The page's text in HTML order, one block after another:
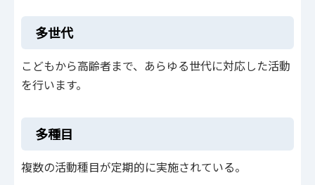
多世代
こどもから高齢者まで、あらゆる世代に対応した活動
を行います。
多種目
複数の活動種目が定期的に実施されている。